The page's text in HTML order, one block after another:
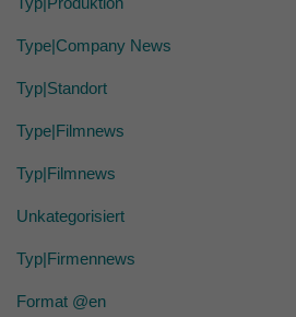
Type|Company News
Typ|Standort
Type|Filmnews
Typ|Filmnews
Unkategorisiert
Typ|Firmennews
Format @en